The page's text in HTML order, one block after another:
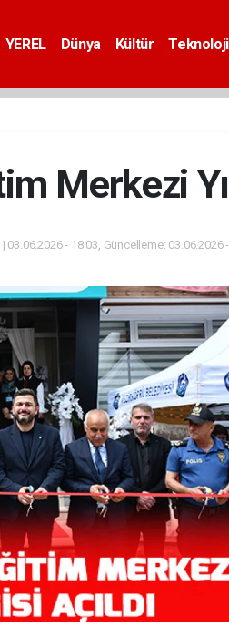
YEREL Dünya Kültür Teknoloji
Merkezi
03.06.2026 - 18:03, Güncelleme: 03.06.2026